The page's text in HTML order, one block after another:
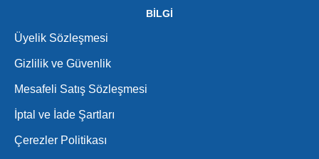
BİLGİ
Üyelik Sözleşmesi
Gizlilik ve Güvenlik
Mesafeli Satış Sözleşmesi
İptal ve İade Şartları
Çerezler Politikası